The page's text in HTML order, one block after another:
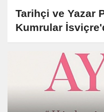
Tarihçi ve Yazar
Kumrular